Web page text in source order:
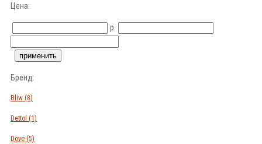
Цена:
р.
Бренд:
Bliw (8)
Dettol (1)
Dove (5)